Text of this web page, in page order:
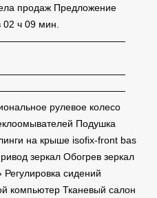
продаж Предложение
ч 09 мин.
рулевое колесо
Подушка
на крыше isofix-front bas
зеркал Обогрев зеркал
сидений
компьютер Тканевый салон